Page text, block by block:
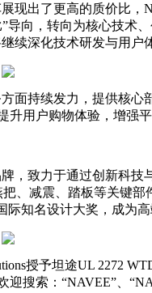
现出了更高的质价比
向，转向为核心技术
续深化技术研发与用
面持续发力，提供核
用户购物体验，增强平
，致力于通过创新科
、减震、踏板等关键
知名设计大奖，成为高
授予坦途UL 2272
搜索：“NAVEE”、